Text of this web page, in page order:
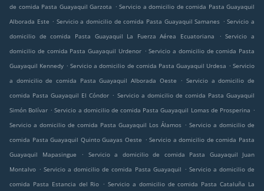
de comida Pasta Guayaquil Garzota . Servicio a domicilio de comida Pasta Guayaquil
Alborada Este . Servicio a domicilio de comida Pasta Guayaquil Samanes . Servicio a
domicilio de comida Pasta Guayaquil La Fuerza Aérea Ecuatoriana
. Servicio a
domicilio de comida Pasta Guayaquil Urdenor . Servicio a domicilio de comida Pasta
Guayaquil Kennedy . Servicio a domicilio de comida Pasta Guayaquil Urdesa . Servicio
a domicilio de comida Pasta Guayaquil Alborada Oeste
. Servicio a domicilio de
comida Pasta Guayaquil El Cóndor . Servicio a domicilio de comida Pasta Guayaquil
Simón Bolívar . Servicio a domicilio de comida Pasta Guayaquil Lomas de Prosperina .
Servicio a domicilio de comida Pasta Guayaquil Los Álamos . Servicio a domicilio de
comida Pasta Guayaquil Quinto Guayas Oeste . Servicio a domicilio de comida Pasta
Guayaquil Mapasingue
.
Servicio a domicilio de comida Pasta Guayaquil Juan
Montalvo . Servicio a domicilio de comida Pasta Guayaquil . Servicio a domicilio de
comida Pasta Estancia del Rio . Servicio a domicilio de comida Pasta Cataluña La